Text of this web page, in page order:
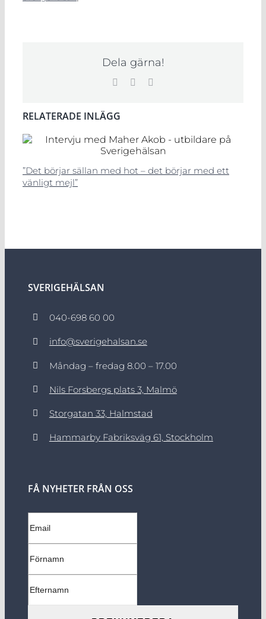
Dela gärna!
FacebookLinkedIn
RELATERADE INLÄGG
”Det börjar sällan med hot – det börjar med ett
vänligt mejl”
SVERIGEHÄLSAN
040-698 60 00
info@sverigehalsan.se
Måndag – fredag 8.00 – 17.00
Nils Forsbergs plats 3, Malmö
Storgatan 33, Halmstad
Hammarby Fabriksväg 61, Stockholm
FÅ NYHETER FRÅN OSS